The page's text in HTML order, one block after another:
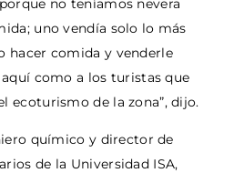
uno vendía solo lo más
hacer comida y venderle
como a los turistas que
ecoturismo de la zona”, dijo.
químico y director de
de la Universidad ISA,